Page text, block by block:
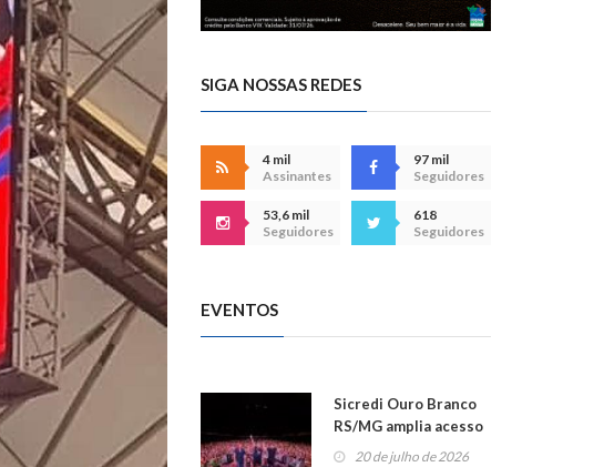
SIGA NOSSAS REDES
4 mil
Assinantes
97 mil
Seguidores
53,6 mil
Seguidores
618
Seguidores
EVENTOS
Sicredi Ouro Branco
RS/MG amplia acesso
ao show dos 45 anos
20 de julho de 2026